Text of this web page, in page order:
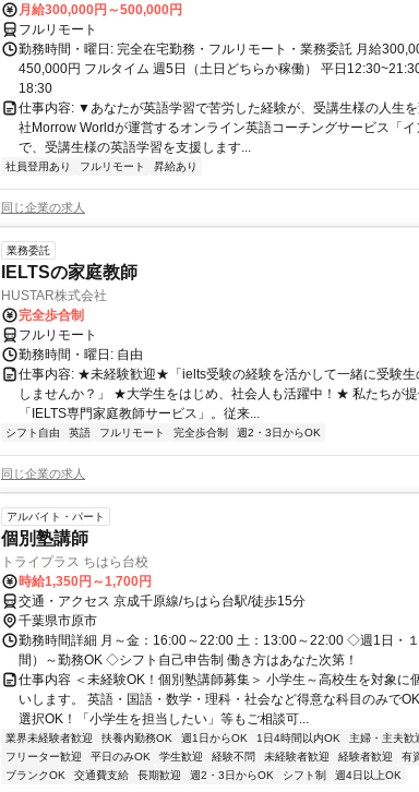
月給300,000円～500,000円
フルリモート
勤務時間・曜日: 完全在宅勤務・フルリモート・業務委託 月給
450,000円 フルタイム 週5日（土日どちらか稼働） 平日
18:30
仕事内容: ▼あなたが英語学習で苦労した経験が、受講生様の人生
社Morrow Worldが運営するオンライン英語コーチングサービス「イ
で、受講生様の英語学習を支援します...
社員登用あり フルリモート 昇給あり
同じ企業の求人
業務委託
IELTSの家庭教師
HUSTAR株式会社
完全歩合制
フルリモート
勤務時間・曜日: 自由
仕事内容: ★未経験歓迎★「ielts受験の経験を活かして一緒に受験生
しませんか？」 ★大学生をはじめ、社会人も活躍中！★ 私たちが
「IELTS専門家庭教師サービス」。従来...
シフト自由 英語 フルリモート 完全歩合制 週2・3日からOK
同じ企業の求人
アルバイト・パート
個別塾講師
トライプラス ちはら台校
時給1,350円～1,700円
交通・アクセス 京成千原線/ちはら台駅/徒歩15分
千葉県市原市
勤務時間詳細 月～金：16:00～22:00 土：13:00～22:00 ◇週1日・
間）～勤務OK ◇シフト自己申告制 働き方はあなた次第！
仕事内容 ＜未経験OK！個別塾講師募集＞ 小学生～高校生を対象に
いします。 英語・国語・数学・理科・社会など得意な科目のみで
選択OK！「小学生を担当したい」等もご相談可...
業界未経験者歓迎 扶養内勤務OK 週1日からOK 1日4時間以内OK
主婦・主夫歓
フリーター歓迎
平日のみOK 学生歓迎 経験不問 未経験者歓迎 経験者歓迎
有
ブランクOK
交通費支給 長期歓迎 週2・3日からOK シフト制 週4日以上OK